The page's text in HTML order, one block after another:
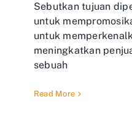
Sebutkan tujuan
untuk
untuk
meningkatkan
sebuah
Read More